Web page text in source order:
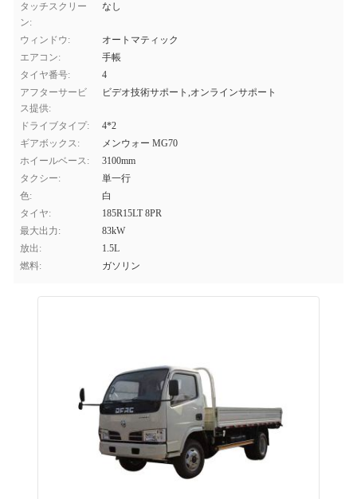
タッチスクリー
ン:
なし
ウィンドウ:
オートマティック
エアコン:
手帳
タイヤ番号:
4
アフターサービ
ス提供:
ビデオ技術サポート,オンラインサポート
ドライブタイプ:
4*2
ギアボックス:
メンウォー MG70
ホイールベース:
3100mm
タクシー:
単一行
色:
白
タイヤ:
185R15LT 8PR
最大出力:
83kW
放出:
1.5L
燃料:
ガソリン